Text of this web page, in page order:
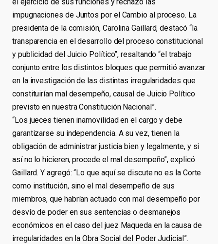
impugnaciones de Juntos por el Cambio al proceso. La
presidenta de la comisión, Carolina Gaillard, destacó “la
transparencia en el desarrollo del proceso constitucional
y publicidad del Juicio Político”, resaltando “el trabajo
conjunto entre los distintos bloques que permitió avanzar
en la investigación de las distintas irregularidades que
constituirían mal desempeño, causal de Juicio Político
previsto en nuestra Constitución Nacional”.
“Los jueces tienen inamovilidad en el cargo y debe
garantizarse su independencia. A su vez, tienen la
obligación de administrar justicia bien y legalmente, y si
así no lo hicieren, procede el mal desempeño”, explicó
Gaillard. Y agregó: “Lo que aquí se discute no es la Corte
como institución, sino el mal desempeño de sus
miembros, que habrían actuado con mal desempeño por
desvío de poder en sus sentencias o desmanejos
económicos en el caso del juez Maqueda en la causa de
irregularidades en la Obra Social del Poder Judicial”.